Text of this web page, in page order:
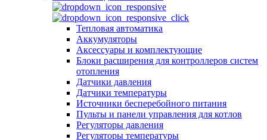
Тепловая автоматика
Аккумуляторы
Аксессуары и комплектующие
Блоки расширения для контроллеров систем
отопления
Датчики давления
Датчики температуры
Источники бесперебойного питания
Пульты и панели управления для котлов
Регуляторы давления
Регуляторы температуры